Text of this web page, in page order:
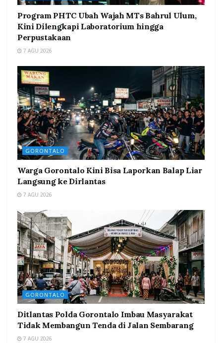
Program PHTC Ubah Wajah MTs Bahrul Ulum,
Kini Dilengkapi Laboratorium hingga
Perpustakaan
7 AGU 2026
GORONTALO
Warga Gorontalo Kini Bisa Laporkan Balap Liar
Langsung ke Dirlantas
7 AGU 2026
GORONTALO
Ditlantas Polda Gorontalo Imbau Masyarakat
Tidak Membangun Tenda di Jalan Sembarang
7 AGU 2026